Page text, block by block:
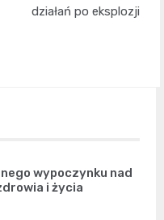
działań po eksplozji
wypoczynku nad
i życia